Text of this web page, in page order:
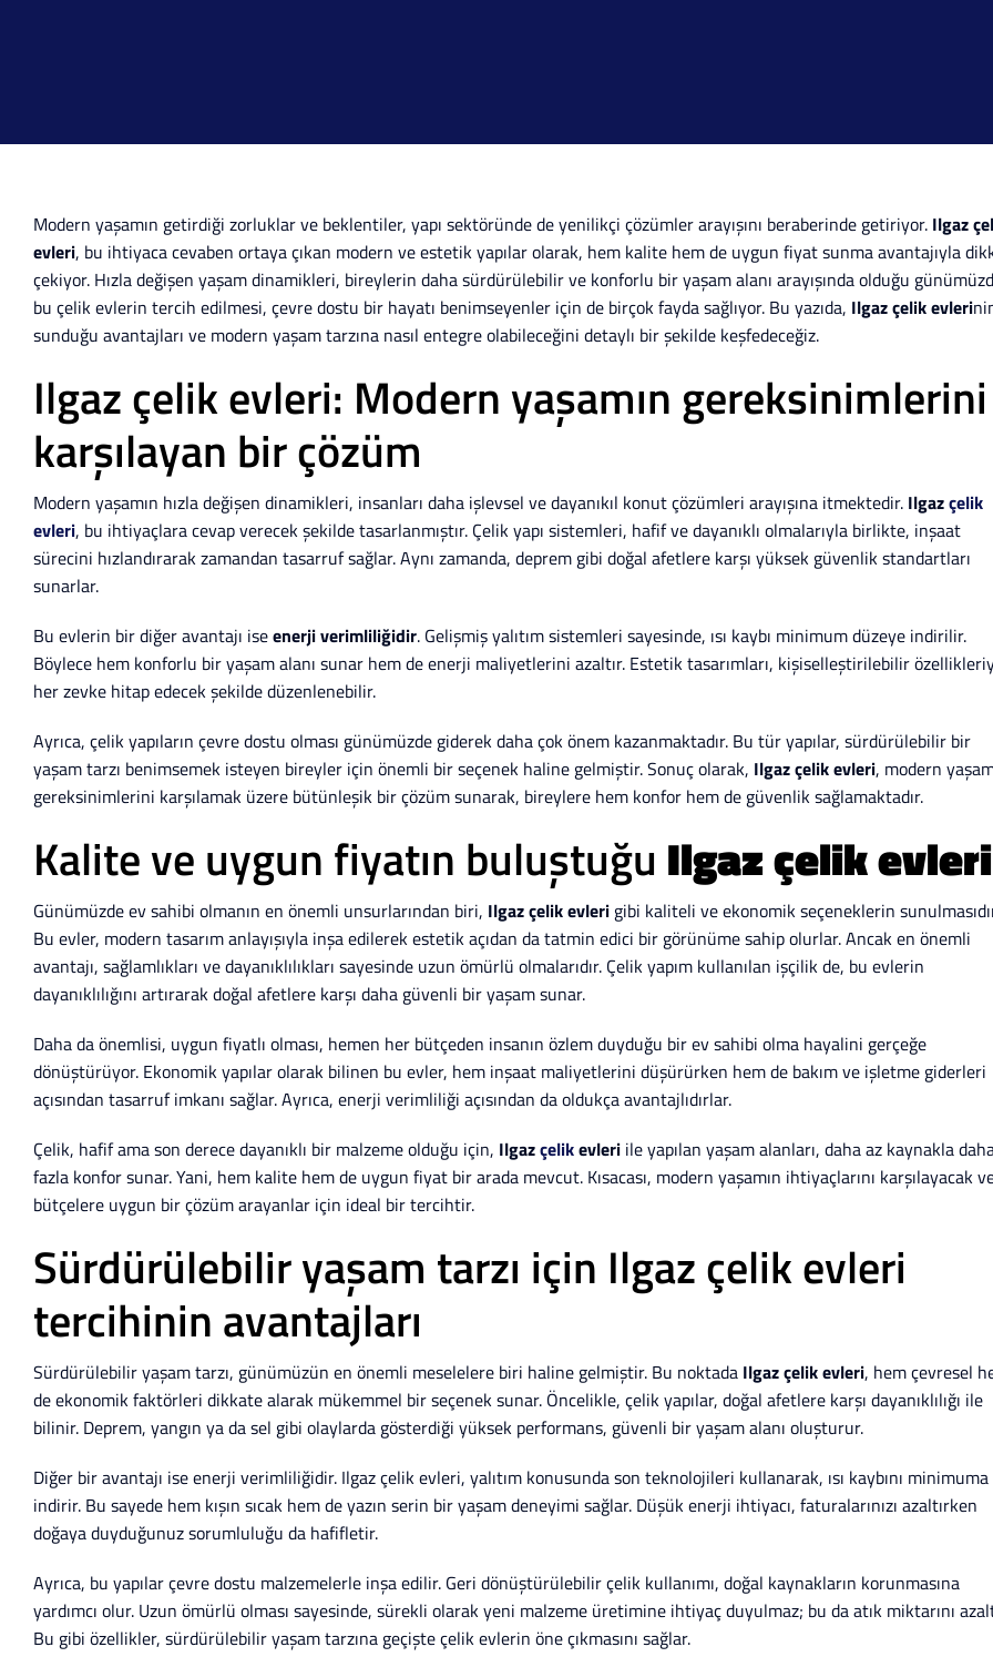
Modern yaşamın getirdiği zorluklar ve beklentiler, yapı sektöründe de yenilikçi çözümler arayışını beraberinde getiriyor. Ilgaz
evleri, bu ihtiyaca cevaben ortaya çıkan modern ve estetik yapılar olarak, hem kalite hem de uygun fiyat sunma avantajıyla
çekiyor. Hızla değişen yaşam dinamikleri, bireylerin daha sürdürülebilir ve konforlu bir yaşam alanı arayışında olduğu
bu çelik evlerin tercih edilmesi, çevre dostu bir hayatı benimseyenler için de birçok fayda sağlıyor. Bu yazıda, Ilgaz çelik evleri
sunduğu avantajları ve modern yaşam tarzına nasıl entegre olabileceğini detaylı bir şekilde keşfedeceğiz.
Ilgaz çelik evleri: Modern yaşamın gereksinimlerini
karşılayan bir çözüm
Modern yaşamın hızla değişen dinamikleri, insanları daha işlevsel ve dayanıkıl konut çözümleri arayışına itmektedir. Ilgazçelik
evleri, bu ihtiyaçlara cevap verecek şekilde tasarlanmıştır. Çelik yapı sistemleri, hafif ve dayanıklı olmalarıyla birlikte, inşaat
sürecini hızlandırarak zamandan tasarruf sağlar. Aynı zamanda, deprem gibi doğal afetlere karşı yüksek güvenlik standartları
sunarlar.
Bu evlerin bir diğer avantajı iseenerji verimliliğidir. Gelişmiş yalıtım sistemleri sayesinde, ısı kaybı minimum düzeye indirilir.
Böylece hem konforlu bir yaşam alanı sunar hem de enerji maliyetlerini azaltır. Estetik tasarımları, kişiselleştirilebilir
her zevke hitap edecek şekilde düzenlenebilir.
Ayrıca, çelik yapıların çevre dostu olması günümüzde giderek daha çok önem kazanmaktadır. Bu tür yapılar, sürdürülebilir bir
yaşam tarzı benimsemek isteyen bireyler için önemli bir seçenek haline gelmiştir. Sonuç olarak, Ilgaz çelik evleri, modern
gereksinimlerini karşılamak üzere bütünleşik bir çözüm sunarak, bireylere hem konfor hem de güvenlik sağlamaktadır.
Kalite ve uygun fiyatın buluştuğu Ilgaz çelik evleri
Günümüzde ev sahibi olmanın en önemli unsurlarından biri, Ilgaz çelik evleri gibi kaliteli ve ekonomik seçeneklerin
Bu evler, modern tasarım anlayışıyla inşa edilerek estetik açıdan da tatmin edici bir görünüme sahip olurlar. Ancak en önemli
avantajı, sağlamlıkları ve dayanıklılıkları sayesinde uzun ömürlü olmalarıdır. Çelik yapım kullanılan işçilik de, bu evlerin
dayanıklılığını artırarak doğal afetlere karşı daha güvenli bir yaşam sunar.
Daha da önemlisi, uygun fiyatlı olması, hemen her bütçeden insanın özlem duyduğu bir ev sahibi olma hayalini gerçeğe
dönüştürüyor. Ekonomik yapılar olarak bilinen bu evler, hem inşaat maliyetlerini düşürürken hem de bakım ve işletme giderleri
açısından tasarruf imkanı sağlar. Ayrıca, enerji verimliliği açısından da oldukça avantajlıdırlar.
Çelik, hafif ama son derece dayanıklı bir malzeme olduğu için, Ilgazçelikevleri ile yapılan yaşam alanları, daha az kaynakla
fazla konfor sunar. Yani, hem kalite hem de uygun fiyat bir arada mevcut. Kısacası, modern yaşamın ihtiyaçlarını karşılayacak
bütçelere uygun bir çözüm arayanlar için ideal bir tercihtir.
Sürdürülebilir yaşam tarzı için Ilgaz çelik evleri
tercihinin avantajları
Sürdürülebilir yaşam tarzı, günümüzün en önemli meselelere biri haline gelmiştir. Bu noktada Ilgaz çelik evleri, hem çevresel
de ekonomik faktörleri dikkate alarak mükemmel bir seçenek sunar. Öncelikle, çelik yapılar, doğal afetlere karşı dayanıklılığı ile
bilinir. Deprem, yangın ya da sel gibi olaylarda gösterdiği yüksek performans, güvenli bir yaşam alanı oluşturur.
Diğer bir avantajı ise enerji verimliliğidir. Ilgaz çelik evleri, yalıtım konusunda son teknolojileri kullanarak, ısı kaybını minimuma
indirir. Bu sayede hem kışın sıcak hem de yazın serin bir yaşam deneyimi sağlar. Düşük enerji ihtiyacı, faturalarınızı azaltırken
doğaya duyduğunuz sorumluluğu da hafifletir.
Ayrıca, bu yapılar çevre dostu malzemelerle inşa edilir. Geri dönüştürülebilir çelik kullanımı, doğal kaynakların korunmasına
yardımcı olur. Uzun ömürlü olması sayesinde, sürekli olarak yeni malzeme üretimine ihtiyaç duyulmaz; bu da atık miktarını
Bu gibi özellikler, sürdürülebilir yaşam tarzına geçişte çelik evlerin öne çıkmasını sağlar.